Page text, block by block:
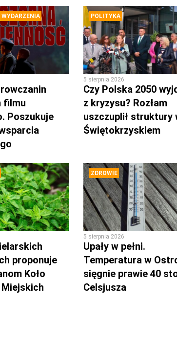
WYDARZENIA
filmu
Poszukuje
POLITYKA
5 sierpnia 2026
Czy Polska 2050
z kryzysu? Rozłam
uszczuplił struktury
Świętokrzyskiem
proponuje
Koło
ZDROWIE
5 sierpnia 2026
Upały w pełni.
Temperatura w
sięgnie prawie 40
Celsjusza